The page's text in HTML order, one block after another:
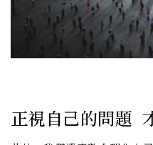
正視自己的問題